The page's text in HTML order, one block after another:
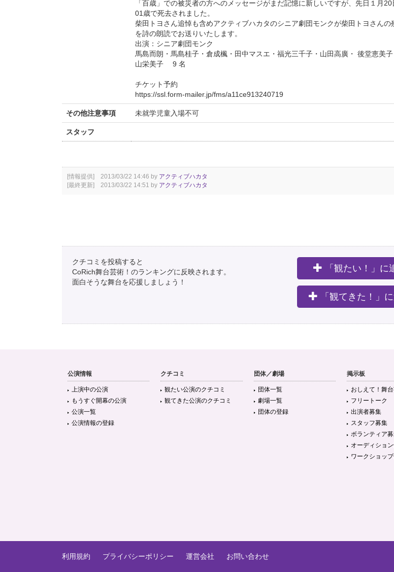
「百歳」での被災者の方へのメッセージがまだ記憶に新しいですが、先日１月20
01歳で死去されました。
柴田トヨさん追悼も含めアクティブハカタのシニア劇団モンクが柴田トヨさんの
を詩の朗読でお送りいたします。
出演：シニア劇団モンク
馬島而朗・馬島桂子・倉成楓・田中マスエ・福光三千子・山田高廣・ 後堂恵美
山栄美子 9 名
チケット予約
https://ssl.form-mailer.jp/fms/a11ce913240719
その他注意事項 未就学児童入場不可
スタッフ
[情報提供] 2013/03/22 14:46 by アクティブハカタ
[最終更新] 2013/03/22 14:51 by アクティブハカタ
クチコミを投稿すると
CoRich舞台芸術！のランキングに反映されます。
面白そうな舞台を応援しましょう！
「観たい！」に
「観てきた！」
公演情報
上演中の公演
もうすぐ開幕の公演
公演一覧
公演情報の登録
クチコミ
観たい公演のクチコミ
観てきた公演のクチコミ
団体／劇場
団体一覧
劇場一覧
団体の登録
掲示板
おしえて！舞
フリートーク
出演者募集
スタッフ募集
ボランティア
オーディショ
ワークショッ
利用規約 プライバシーポリシー 運営会社 お問い合わせ